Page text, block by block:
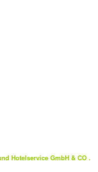
Hotelservice GmbH & CO .